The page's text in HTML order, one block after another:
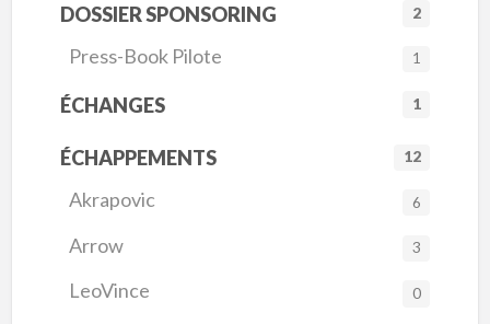
DOSSIER SPONSORING 2
Press-Book Pilote 1
ÉCHANGES 1
ÉCHAPPEMENTS 12
Akrapovic 6
Arrow 3
LeoVince 0